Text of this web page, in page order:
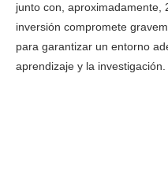
junto con, aproximadamente,
inversión compromete
para garantizar un entorno
aprendizaje y la investigación.